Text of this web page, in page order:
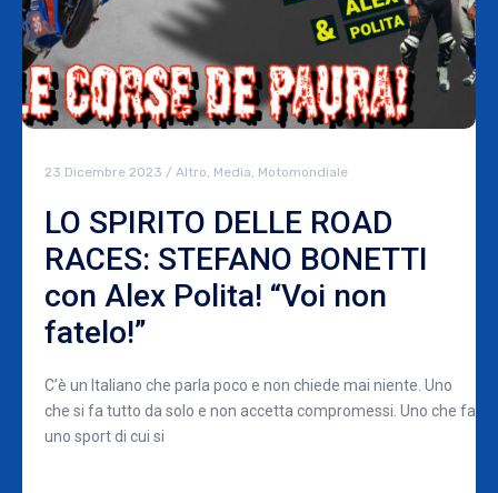
23 Dicembre 2023 / Altro, Media, Motomondiale
LO SPIRITO DELLE ROAD
RACES: STEFANO BONETTI
con Alex Polita! “Voi non
fatelo!”
C’è un Italiano che parla poco e non chiede mai niente. Uno
che si fa tutto da solo e non accetta compromessi. Uno che fa
uno sport di cui si